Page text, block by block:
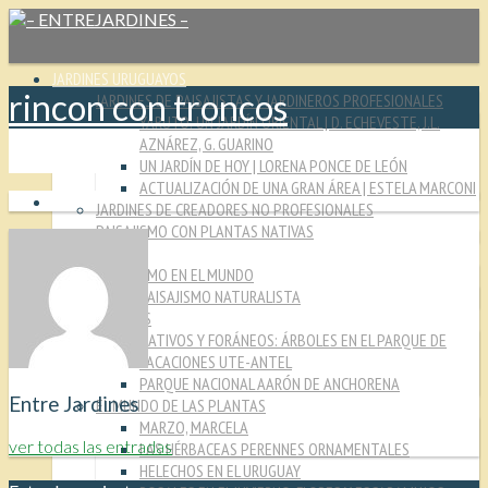
JARDINES URUGUAYOS
JARDINES DE PAISAJISTAS Y JARDINEROS PROFESIONALES
YARUTO: UN JARDÍN ORIENTAL | D. ECHEVESTE, J.L.
AZNÁREZ, G. GUARINO
UN JARDÍN DE HOY | LORENA PONCE DE LEÓN
ACTUALIZACIÓN DE UNA GRAN ÁREA | ESTELA MARCONI
JARDINES DE CREADORES NO PROFESIONALES
PAISAJISMO CON PLANTAS NATIVAS
PAISAJISMO EN EL MUNDO
PAISAJISMO NATURALISTA
MIRADAS
NATIVOS Y FORÁNEOS: ÁRBOLES EN EL PARQUE DE
VACACIONES UTE-ANTEL
PARQUE NACIONAL AARÓN DE ANCHORENA
EL MUNDO DE LAS PLANTAS
MARZO, MARCELA
LAS HÉRBACEAS PERENNES ORNAMENTALES
HELECHOS EN EL URUGUAY
rincon con troncos
Entre Jardines
ver todas las entradas